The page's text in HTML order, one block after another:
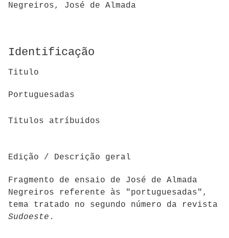
Negreiros, José de Almada
Identificação
Titulo
Portuguesadas
Titulos atríbuidos
Edição / Descrição geral
Fragmento de ensaio de José de Almada
Negreiros referente às "portuguesadas",
tema tratado no segundo número da revista
Sudoeste .